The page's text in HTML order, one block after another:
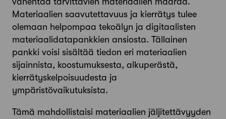
Materiaalien saavutettavuus ja kierrätys tulee
olemaan helpompaa tekoälyn ja digitaalisten
materiaalidatapankkien ansiosta. Tällainen
pankki voisi sisältää tiedon eri materiaalien
sijainnista, koostumuksesta, alkuperästä,
kierrätyskelpoisuudesta ja
ympäristövaikutuksista.
Tämä mahdollistaisi materiaalien jäljitettävyyden